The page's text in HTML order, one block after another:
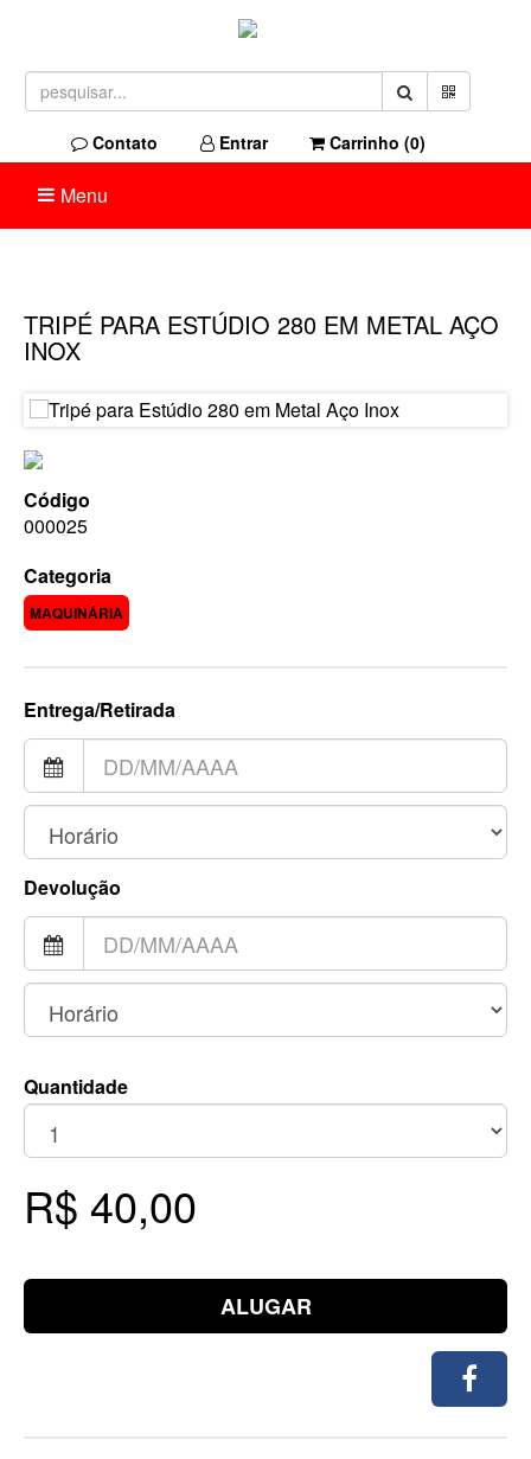
Contato Entrar Carrinho (0)
Menu
TRIPÉ PARA ESTÚDIO 280 EM METAL AÇO
INOX
Código
000025
Categoria
MAQUINÁRIA
Entrega/Retirada
Devolução
Quantidade
R$ 40,00
ALUGAR